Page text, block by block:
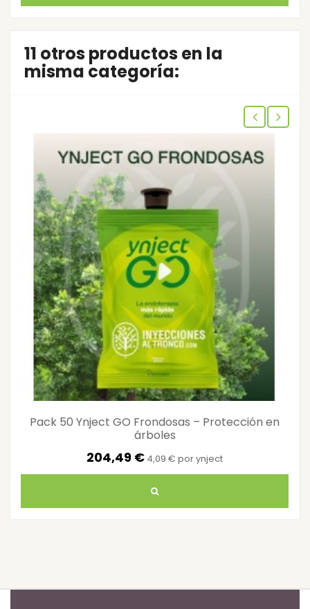
11 otros productos en la
misma categoría:
Pack 50 Ynject GO Frondosas – Protección en
árboles
204,49 € 4,09 € por ynject